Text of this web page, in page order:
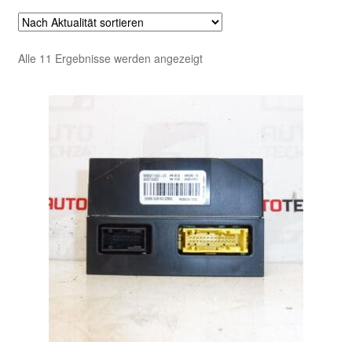
Impressum
Kasse
Über uns
Alle 11 Ergebnisse werden angezeigtNach